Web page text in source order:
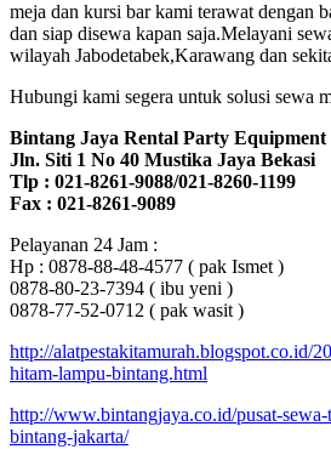
meja dan kursi bar kami terawat dengan
dan siap disewa kapan saja.Melayani
wilayah Jabodetabek,Karawang dan
Hubungi kami segera untuk solusi sewa
Bintang Jaya Rental Party Equipment
Jln. Siti 1 No 40 Mustika Jaya Bekasi
Tlp : 021-8261-9088/021-8260-1199
Fax : 021-8261-9089
Pelayanan 24 Jam :
Hp : 0878-88-48-4577 ( pak Ismet )
0878-80-23-7394 ( ibu yeni )
0878-77-52-0712 ( pak wasit )
http://alatpestakitamurah.blogspot.co.id/
hitam-lampu-bintang.html
http://www.bintangjaya.co.id/pusat-
bintang-jakarta/